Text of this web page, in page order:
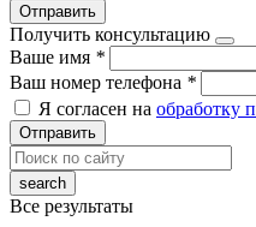
Отправить
Получить консультацию
Ваше имя *
Ваш номер телефона *
Я согласен на обработку
Отправить
Все результаты